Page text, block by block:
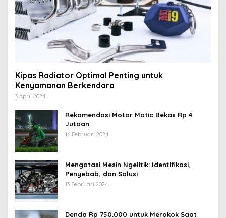
Kipas Radiator Optimal Penting untuk
Kenyamanan Berkendara
3 April 2024
Rekomendasi Motor Matic Bekas Rp 4
Jutaan
16 Februari 2024
Mengatasi Mesin Ngelitik: Identifikasi,
Penyebab, dan Solusi
13 Februari 2024
Denda Rp 750.000 untuk Merokok Saat